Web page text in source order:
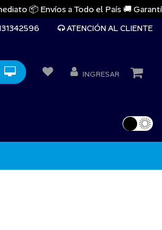
📦 Envíos a Todo el País 🚚 Garantías
ATENCIÓN AL CLIENTE
INGRESAR